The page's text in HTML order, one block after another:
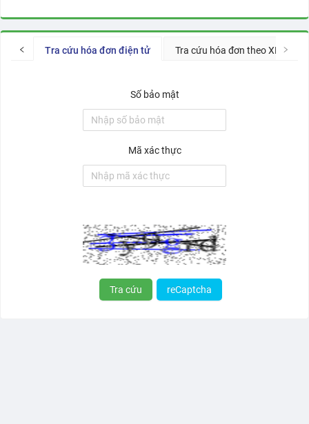
Tra cứu hóa đơn điện tử Tra cứu hóa đơn theo XML
Số bảo mật
Mã xác thực
Tra cứu reCaptcha